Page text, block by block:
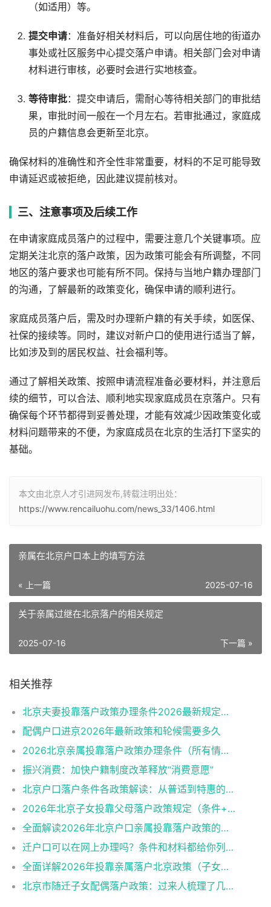
（如适用）等。
提交申请：准备好相关材料后，可以向居住地的街道办
事处或社区服务中心提交落户申请。相关部门会对申请
材料进行审核，必要时会进行实地核查。
等待审批：提交申请后，需耐心等待相关部门的审批结
果，审批时间一般在一个月左右。若审批通过，家庭成
员的户籍信息会更新至北京。
确保材料的准确性和齐全性非常重要，材料的不足可能导致
申请延迟或被拒绝，因此建议提前核对。
三、注意事项及后续工作
在申请家庭成员落户的过程中，需要注意几个关键事项。应
定期关注北京的落户政策，因为政策可能会有所调整，不同
地区的落户要求也可能有所不同。保持与当地户籍办理部门
的沟通，了解最新的政策变化，确保申请的顺利进行。
家庭成员落户后，需及时办理新户籍的有关手续，如医保、
社保的接续等。同时，建议对新户口的使用进行适当了解，
比如涉及到的居民权益、社会福利等。
通过了解相关政策、按照申请流程准备必要材料，并注意后
续的细节，可以合法、顺利地实现家庭成员在京落户。只有
确保每个环节都得到妥善处理，才能有效减少因政策变化或
材料问题带来的不便，为家庭成员在北京的生活打下坚实的
基础。
本文由北京人才引进网发布,转载注明出处：
https://www.rencailuohu.com/news_33/1406.html
亲属在北京户口本上的填写方法
« 上一篇 2025-07-16
关于亲属过继在北京落户的相关规定
下一篇 »
2025-07-16
相关推荐
北京夫妻投靠落户政策办理条件2026最新规定消息
配偶户口进京2026年最新政策和轮候需要多久
2026北京亲属投靠落户政策办理条件（所有情况）
振兴消费：加快户籍制度改革释放“消费意愿”
北京户口落户条件各政策解读：从普适到特惠的多维通道
2026年北京子女投靠父母落户政策规定（条件+材料+流程）
全面解读2026年北京户口亲属投靠落户政策的各类情形
迁户口可以在网上办理吗？条件和材料都给你列好了！
全面详解2026年投靠亲属落户北京政策（子女、父母、夫妻）
北京市随迁子女配偶落户政策：过来人梳理了几个关键点